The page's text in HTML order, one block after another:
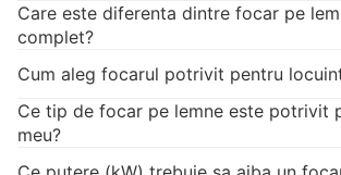
Care este diferenta dintre focar pe
complet?
Cum aleg focarul potrivit pentru
Ce tip de focar pe lemne este potrivit
meu?